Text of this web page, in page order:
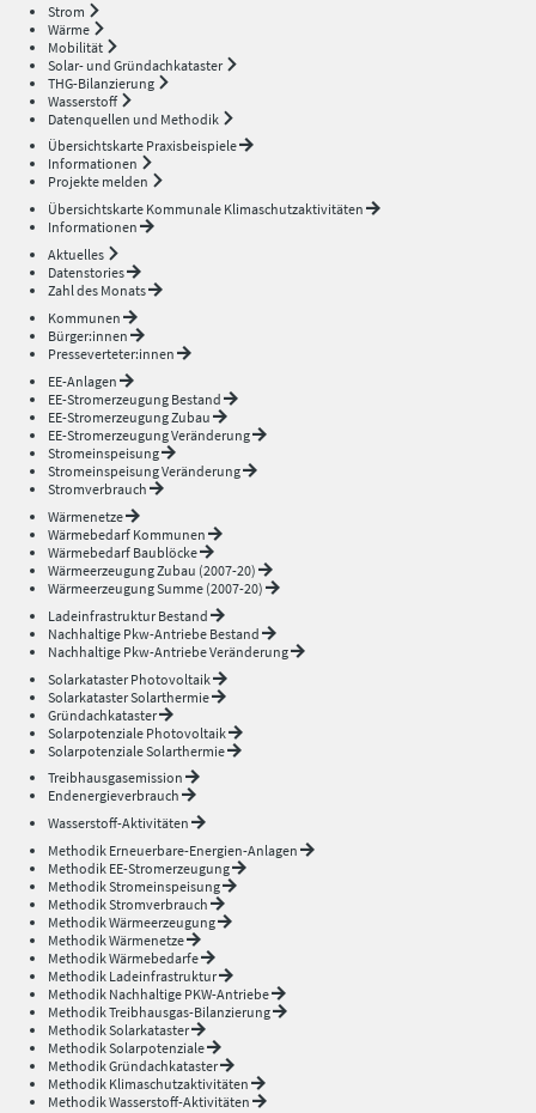
Strom
Wärme
Mobilität
Solar- und Gründachkataster
THG-Bilanzierung
Wasserstoff
Datenquellen und Methodik
Übersichtskarte Praxisbeispiele
Informationen
Projekte melden
Übersichtskarte Kommunale Klimaschutzaktivitäten
Informationen
Aktuelles
Datenstories
Zahl des Monats
Kommunen
Bürger:innen
Presseverteter:innen
EE-Anlagen
EE-Stromerzeugung Bestand
EE-Stromerzeugung Zubau
EE-Stromerzeugung Veränderung
Stromeinspeisung
Stromeinspeisung Veränderung
Stromverbrauch
Wärmenetze
Wärmebedarf Kommunen
Wärmebedarf Baublöcke
Wärmeerzeugung Zubau (2007-20)
Wärmeerzeugung Summe (2007-20)
Ladeinfrastruktur Bestand
Nachhaltige Pkw-Antriebe Bestand
Nachhaltige Pkw-Antriebe Veränderung
Solarkataster Photovoltaik
Solarkataster Solarthermie
Gründachkataster
Solarpotenziale Photovoltaik
Solarpotenziale Solarthermie
Treibhausgasemission
Endenergieverbrauch
Wasserstoff-Aktivitäten
Methodik Erneuerbare-Energien-Anlagen
Methodik EE-Stromerzeugung
Methodik Stromeinspeisung
Methodik Stromverbrauch
Methodik Wärmeerzeugung
Methodik Wärmenetze
Methodik Wärmebedarfe
Methodik Ladeinfrastruktur
Methodik Nachhaltige PKW-Antriebe
Methodik Treibhausgas-Bilanzierung
Methodik Solarkataster
Methodik Solarpotenziale
Methodik Gründachkataster
Methodik Klimaschutzaktivitäten
Methodik Wasserstoff-Aktivitäten